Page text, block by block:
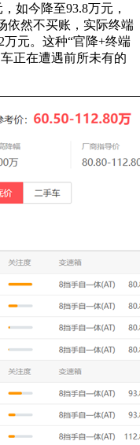
如今降至93.8万元，
依然不买账，实际终端
万元。这种“官降+终端
正在遭遇前所未有的